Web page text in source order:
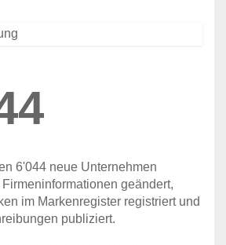
6'044 neue Unternehmen
geändert,
im Markenregister registriert und
publiziert.